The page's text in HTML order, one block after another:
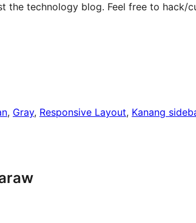
the technology blog. Feel free to hack/
, Gray, Responsive Layout, Kanang